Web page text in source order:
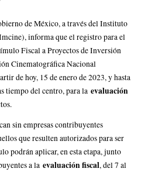
de México, a través del Instituto
informa que el registro para el
Fiscal a Proyectos de Inversión
Cinematográfica Nacional
de hoy, 15 de enero de 2023, y hasta
tiempo del centro, para la evaluación
sin empresas contribuyentes
que resulten autorizados para ser
podrán aplicar, en esta etapa, junto
a la evaluación fiscal, del 7 al